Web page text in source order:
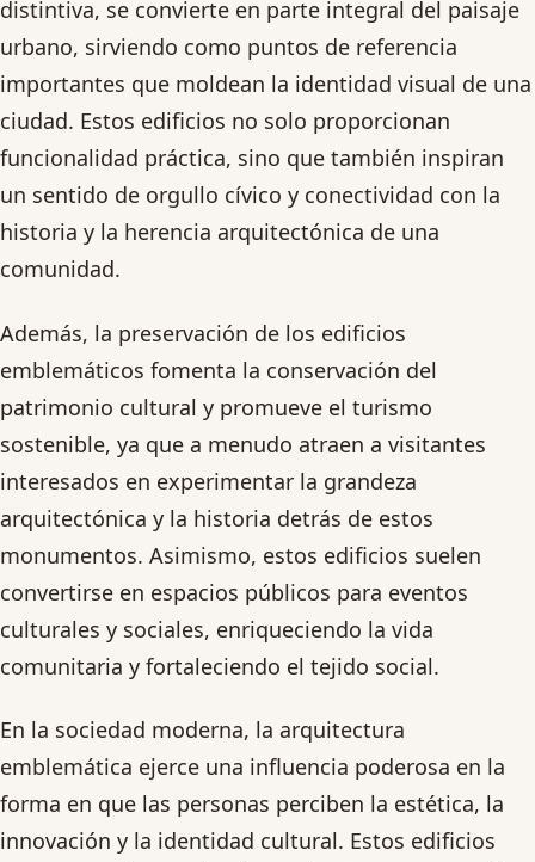
distintiva, se convierte en parte integral del paisaje
urbano, sirviendo como puntos de referencia
importantes que moldean la identidad visual de una
ciudad. Estos edificios no solo proporcionan
funcionalidad práctica, sino que también inspiran
un sentido de orgullo cívico y conectividad con la
historia y la herencia arquitectónica de una
comunidad.
Además, la preservación de los edificios
emblemáticos fomenta la conservación del
patrimonio cultural y promueve el turismo
sostenible, ya que a menudo atraen a visitantes
interesados en experimentar la grandeza
arquitectónica y la historia detrás de estos
monumentos. Asimismo, estos edificios suelen
convertirse en espacios públicos para eventos
culturales y sociales, enriqueciendo la vida
comunitaria y fortaleciendo el tejido social.
En la sociedad moderna, la arquitectura
emblemática ejerce una influencia poderosa en la
forma en que las personas perciben la estética, la
innovación y la identidad cultural. Estos edificios